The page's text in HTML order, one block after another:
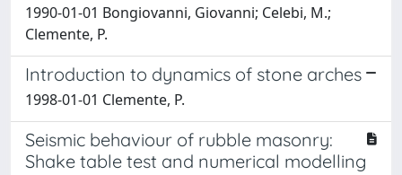
1990-01-01 Bongiovanni, Giovanni; Celebi, M.;
Clemente, P.
Introduction to dynamics of stone arches
1998-01-01 Clemente, P.
Seismic behaviour of rubble masonry:
Shake table test and numerical modelling